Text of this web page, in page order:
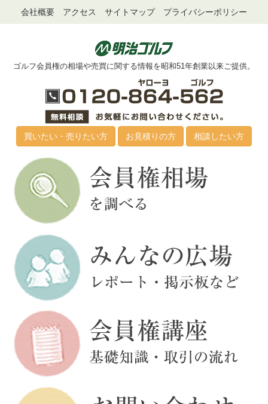
会社概要 アクセス サイトマップ プライバシーポリシー
ゴルフ会員権の相場や売買に関する情報を昭和51年創業以来ご提供。
買いたい・売りたい方 お見積りの方 相談したい方